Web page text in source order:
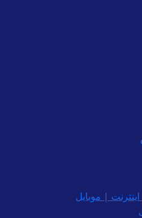
| موبایل